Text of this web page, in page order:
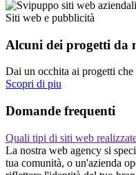
Siti web e pubblicità
Alcuni dei progetti da
Dai un occhita ai progetti che
Scopri di piu
Domande frequenti
Quali tipi di siti web
La nostra web agency si
tua comunità, o un'azienda